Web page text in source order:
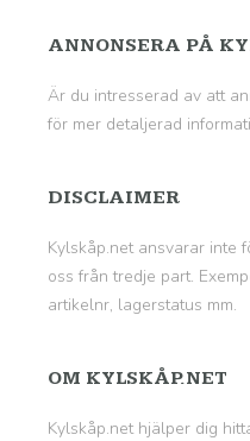
ANNONSERA PÅ
Är du intresserad av att
för mer detaljerad
DISCLAIMER
Kylskåp.net ansvarar inte
oss från tredje part.
artikelnr, lagerstatus mm.
OM KYLSKÅP.NET
Kylskåp.net hjälper dig